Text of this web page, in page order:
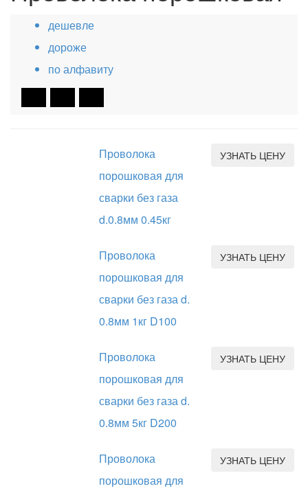
дешевле
дороже
по алфавиту
Проволока
порошковая для
сварки без газа
d.0.8мм 0.45кг
УЗНАТЬ ЦЕНУ
Проволока
порошковая для
сварки без газа d.
0.8мм 1кг D100
УЗНАТЬ ЦЕНУ
Проволока
порошковая для
сварки без газа d.
0.8мм 5кг D200
УЗНАТЬ ЦЕНУ
Проволока
порошковая для
УЗНАТЬ ЦЕНУ